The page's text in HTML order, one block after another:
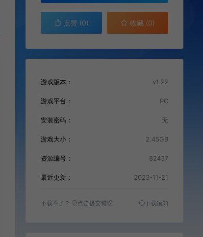
点赞 (0) 收藏 (0)
游戏版本： v1.22
游戏平台： PC
安装密码： 无
游戏大小： 2.45GB
资源编号： 82437
最近更新： 2023-11-21
下载不了？ 点击提交错误 下载须知